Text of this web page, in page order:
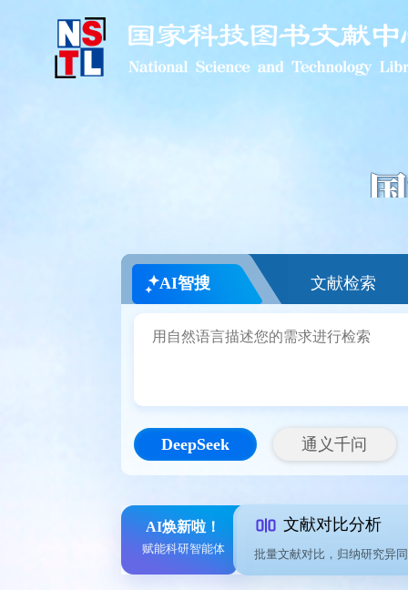
AI智搜 文献检索
DeepSeek 通义千问
AI焕新啦！
赋能科研智能体
文献对比分析
批量文献对比，归纳研究异同